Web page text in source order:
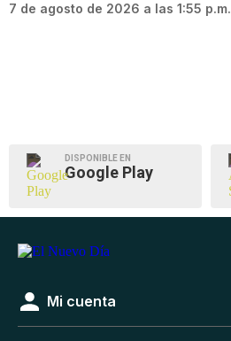
7 de agosto de 2026 a las 1:55 p.m.
DISPONIBLE EN
Google Play
Mi cuenta